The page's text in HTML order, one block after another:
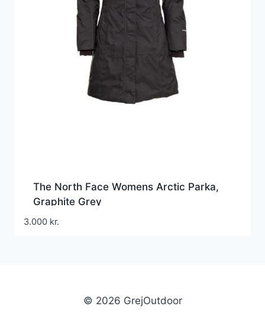
The North Face Womens Arctic Parka,
Graphite Grey
3.000 kr.
© 2026 GrejOutdoor